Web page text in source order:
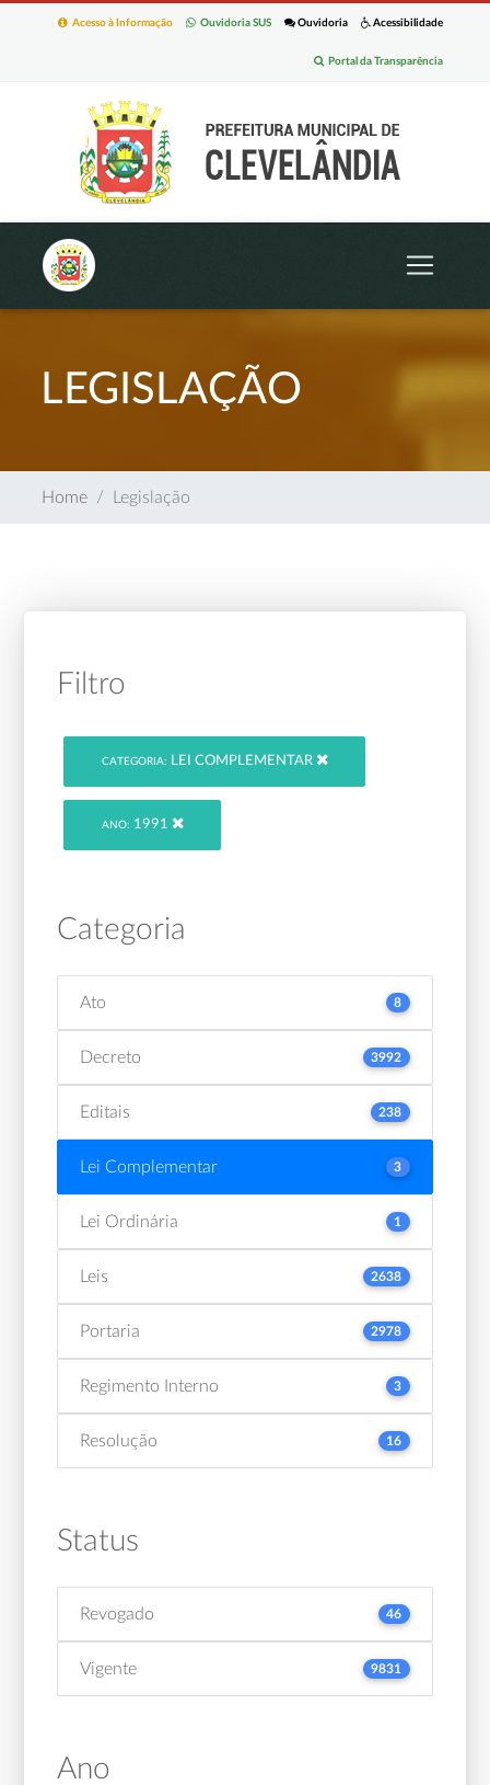
Acessibilidade
Ouvidoria
Ouvidoria SUS
Acesso à Informação
Portal da Transparência
LEGISLAÇÃO
Home Legislação
Filtro
CATEGORIA: LEI COMPLEMENTAR
ANO: 1991
Categoria
Ato 8
Decreto 3992
Editais 238
Lei Complementar 3
Lei Ordinária 1
Leis 2638
Portaria 2978
Regimento Interno 3
Resolução 16
Status
Revogado 46
Vigente 9831
Ano